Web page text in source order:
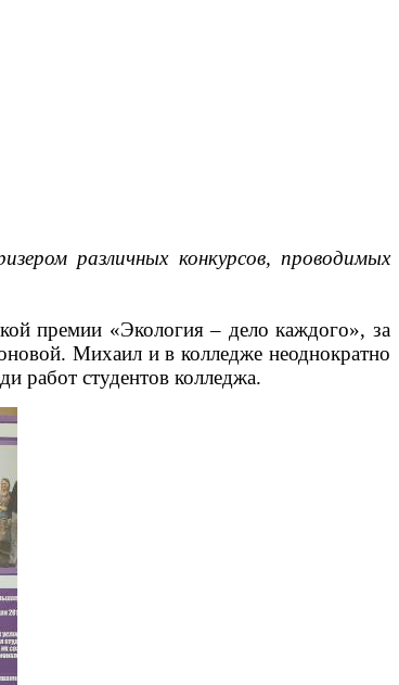
различных конкурсов, проводимых
премии «Экология – дело каждого», за
Михаил и в колледже неоднократно
работ студентов колледжа.